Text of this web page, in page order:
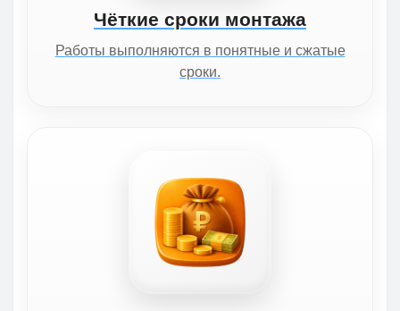
Чёткие сроки монтажа
Работы выполняются в понятные и сжатые
сроки.